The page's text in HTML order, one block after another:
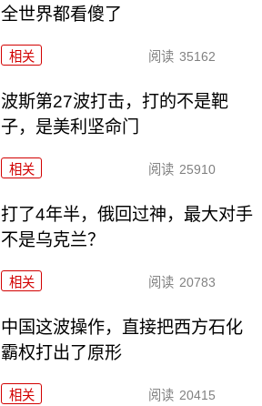
全世界都看傻了
相关 阅读 35162
波斯第27波打击，打的不是靶
子，是美利坚命门
相关 阅读 25910
打了4年半，俄回过神，最大对手
不是乌克兰？
相关 阅读 20783
中国这波操作，直接把西方石化
霸权打出了原形
相关 阅读 20415